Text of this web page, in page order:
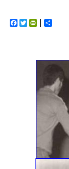
Twitter اشتراک